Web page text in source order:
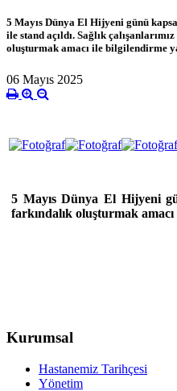
5 Mayıs Dünya El Hijyeni günü
ile stand açıldı. Sağlık
oluşturmak amacı ile bilgilendirme
06 Mayıs 2025
5 Mayıs Dünya El Hijyeni
farkındalık oluşturmak
Kurumsal
Hastanemiz Tarihçesi
Yönetim